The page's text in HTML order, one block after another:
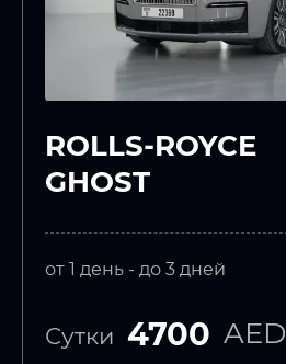
ROLLS-ROYCE
GHOST
от 1 день - до 3 дней
Сутки 4700 AED